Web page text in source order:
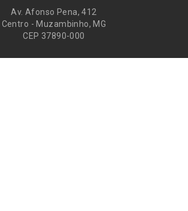
Av. Afonso Pena, 412
Centro - Muzambinho, MG
CEP 37890-000